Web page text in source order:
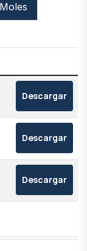
Descargar
Descargar
Descargar